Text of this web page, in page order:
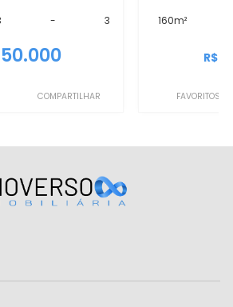
- 3
COMPARTILHAR
160m²
R$
FAVORITOS